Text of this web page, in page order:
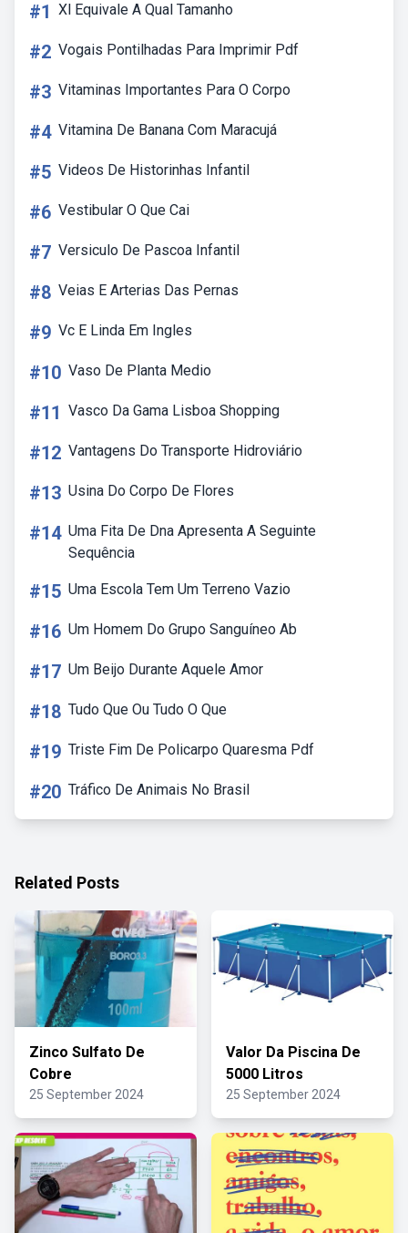
#1 Xl Equivale A Qual Tamanho
#2 Vogais Pontilhadas Para Imprimir Pdf
#3 Vitaminas Importantes Para O Corpo
#4 Vitamina De Banana Com Maracujá
#5 Videos De Historinhas Infantil
#6 Vestibular O Que Cai
#7 Versiculo De Pascoa Infantil
#8 Veias E Arterias Das Pernas
#9 Vc E Linda Em Ingles
#10 Vaso De Planta Medio
#11 Vasco Da Gama Lisboa Shopping
#12 Vantagens Do Transporte Hidroviário
#13 Usina Do Corpo De Flores
#14 Uma Fita De Dna Apresenta A Seguinte
Sequência
#15 Uma Escola Tem Um Terreno Vazio
#16 Um Homem Do Grupo Sanguíneo Ab
#17 Um Beijo Durante Aquele Amor
#18 Tudo Que Ou Tudo O Que
#19 Triste Fim De Policarpo Quaresma Pdf
#20 Tráfico De Animais No Brasil
Related Posts
Zinco Sulfato De
Cobre
25 September 2024
Valor Da Piscina De
5000 Litros
25 September 2024